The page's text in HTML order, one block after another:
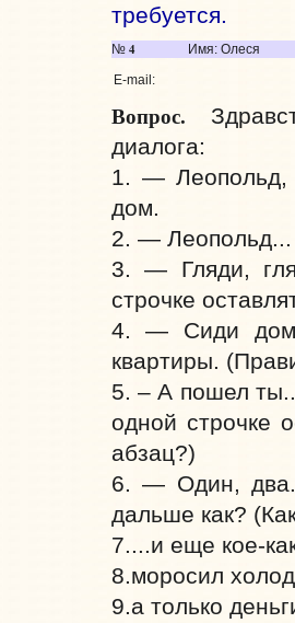
требуется.
№4
Имя: Олеся
E-mail:
Вопрос.
диалога:
1. — Леопольд,
дом.
2. —
3. — Гляди,
строчке
4. — Сиди
квартиры.
5. – А пошел
одной строчке
абзац?)
6. — Один,
дальше как?
7....и еще кое-
8.моросил
9.а только